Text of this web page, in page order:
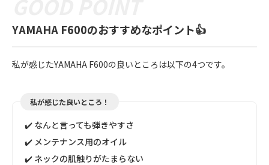
YAMAHA F600のおすすめなポイント👍
私が感じたYAMAHA F600の良いところは以下の4つです。
私が感じた良いところ！
✔️ なんと言っても弾きやすさ
✔️ メンテナンス用のオイル
✔️ ネックの肌触りがたまらない